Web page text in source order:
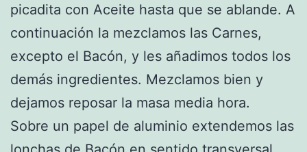
picadita con Aceite hasta que se ablande. A
continuación la mezclamos las Carnes,
excepto el Bacón, y les añadimos todos los
demás ingredientes. Mezclamos bien y
dejamos reposar la masa media hora.
Sobre un papel de aluminio extendemos las